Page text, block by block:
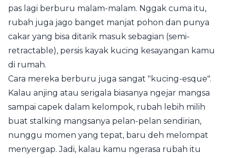
pas lagi berburu malam-malam. Nggak cuma itu,
rubah juga jago banget manjat pohon dan punya
cakar yang bisa ditarik masuk sebagian (semi-
retractable), persis kayak kucing kesayangan kamu
di rumah.
Cara mereka berburu juga sangat "kucing-esque".
Kalau anjing atau serigala biasanya ngejar mangsa
sampai capek dalam kelompok, rubah lebih milih
buat stalking mangsanya pelan-pelan sendirian,
nunggu momen yang tepat, baru deh melompat
menyergap. Jadi, kalau kamu ngerasa rubah itu